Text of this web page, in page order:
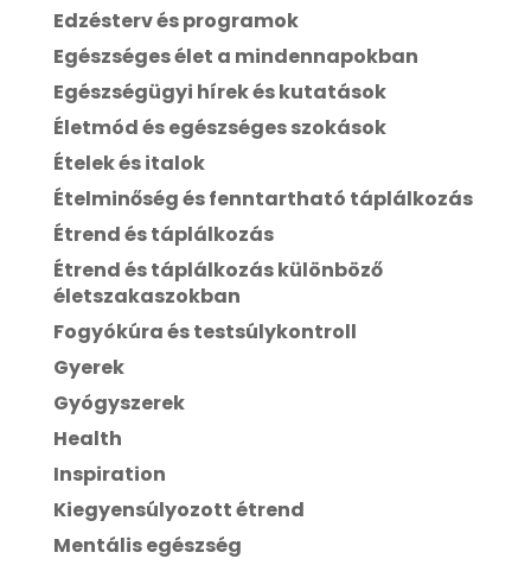
Edzésterv és programok
Egészséges élet a mindennapokban
Egészségügyi hírek és kutatások
Életmód és egészséges szokások
Ételek és italok
Ételminőség és fenntartható táplálkozás
Étrend és táplálkozás
Étrend és táplálkozás különböző
életszakaszokban
Fogyókúra és testsúlykontroll
Gyerek
Gyógyszerek
Health
Inspiration
Kiegyensúlyozott étrend
Mentális egészség